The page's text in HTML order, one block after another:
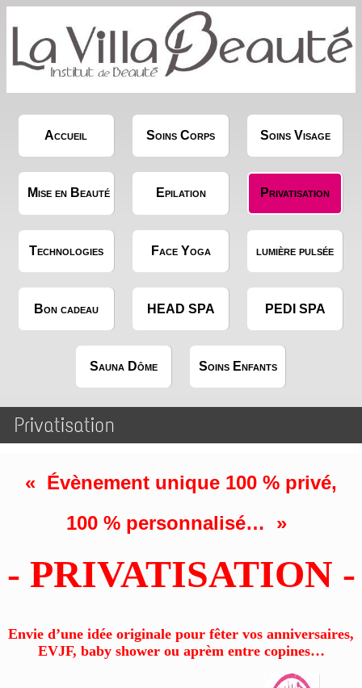
Accueil Soins Corps Soins Visage
Mise en Beauté Epilation Privatisation
Technologies Face Yoga lumière pulsée
Bon cadeau HEAD SPA PEDI SPA
Sauna Dôme Soins Enfants
Privatisation
« Évènement unique 100 % privé,
100 % personnalisé… »
- PRIVATISATION -
Envie d’une idée originale pour fêter vos anniversaires,
EVJF, baby shower ou aprèm entre copines…